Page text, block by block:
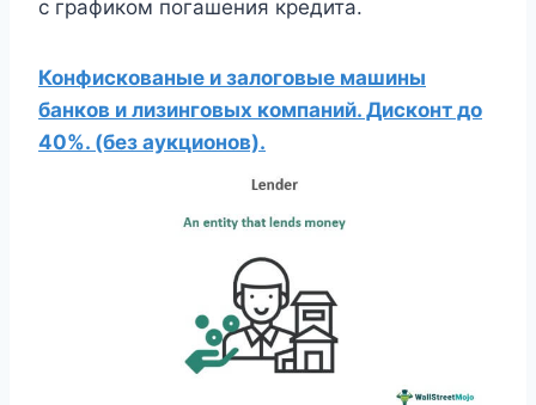
с графиком погашения кредита.
Конфискованые и залоговые машины
банков и лизинговых компаний. Дисконт до
40%. (без аукционов).